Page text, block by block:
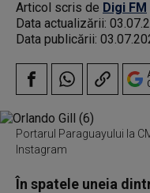
Articol scris de Digi FM
Data actualizării:
Data publicării:
Portarul Paraguayului la
Instagram
În spatele uneia